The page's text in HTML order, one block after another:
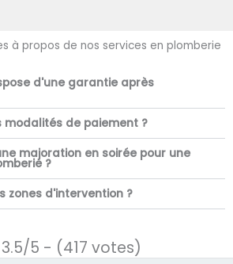
à propos de nos services en plomberie
d'une garantie après
modalités de paiement ?
majoration en soirée pour une
?
zones d'intervention ?
3.5/5 - (417 votes)